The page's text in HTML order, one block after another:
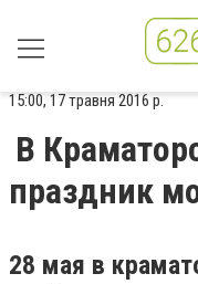
15:00, 17 травня 2016 р.
В
праздник
28 мая в